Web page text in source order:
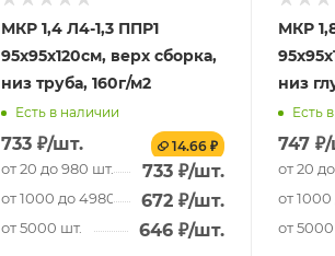
МКР 1,4 Л4-1,3 ППР1
95х95х120см, верх сборка,
низ труба, 160г/м2
Есть в наличии
733 ₽/шт. 14.66 ₽
от 20 до 980 шт. 733 ₽/шт.
от 1000 до 4980 шт. 672 ₽/шт.
от 5000 шт. 646 ₽/шт.
МКР
низ
Есть
747 ₽/
от 20
от
от